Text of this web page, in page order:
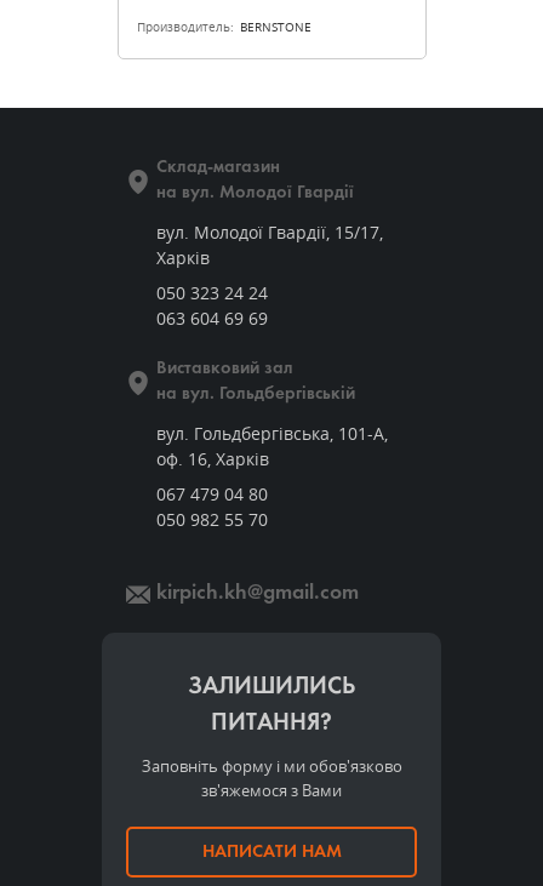
Производитель: BERNSTONE
Склад-магазин
на вул. Молодої Гвардії
вул. Молодої Гвардії, 15/17,
Харків
050 323 24 24
063 604 69 69
Виставковий зал
на вул. Гольдбергівській
вул. Гольдбергівська, 101-А,
оф. 16, Харків
067 479 04 80
050 982 55 70
kirpich.kh@gmail.com
ЗАЛИШИЛИСЬ
ПИТАННЯ?
Заповніть форму і ми обов'язково
зв'яжемося з Вами
НАПИСАТИ НАМ